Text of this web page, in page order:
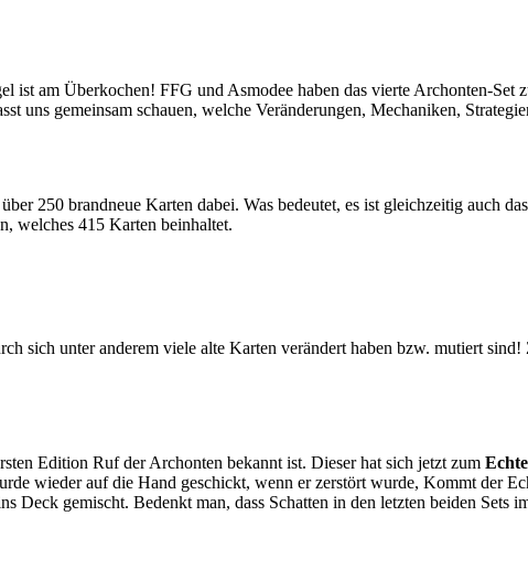
ist am Überkochen! FFG und Asmodee haben das vierte Archonten-
uns gemeinsam schauen, welche Veränderungen, Mechaniken,
250 brandneue Karten dabei. Was bedeutet, es ist gleichzeitig auch
welches 415 Karten beinhaltet.
sich unter anderem viele alte Karten verändert haben bzw. mutiert
Edition Ruf der Archonten bekannt ist. Dieser hat sich jetzt zum
wieder auf die Hand geschickt, wenn er zerstört wurde, Kommt der
Deck gemischt. Bedenkt man, dass Schatten in den letzten beiden Sets